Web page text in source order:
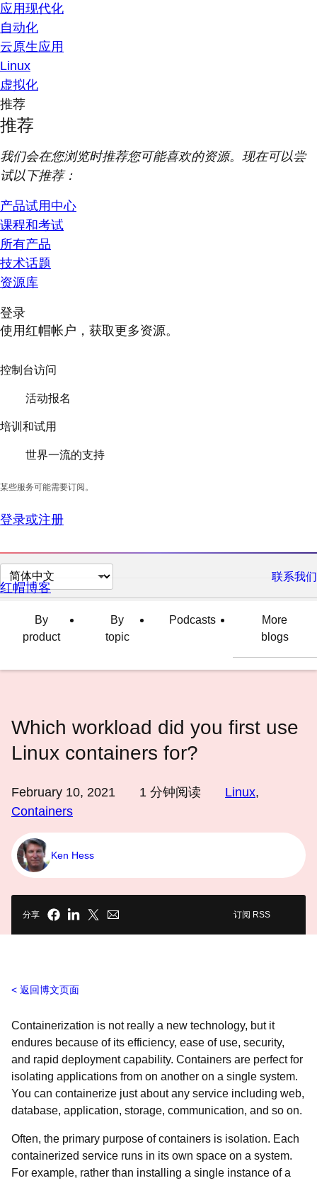
应用现代化
自动化
云原生应用
Linux
虚拟化
推荐
推荐
我们会在您浏览时推荐您可能喜欢的资源。现在可以尝
试以下推荐：
产品试用中心
课程和考试
所有产品
技术话题
资源库
登录
使用红帽帐户，获取更多资源。
控制台访问
活动报名
培训和试用
世界一流的支持
某些服务可能需要订阅。
登录或注册
切
换
言
联系我们
红帽博客
By
product
By
topic
Podcasts
More
blogs
Which workload did you first use
Linux containers for?
February 10, 2021 1 分钟阅读 Linux,
Containers
Ken Hess
分享 订阅 RSS
返回博文页面
Containerization is not really a new technology, but it
endures because of its efficiency, ease of use, security,
and rapid deployment capability. Containers are perfect for
isolating applications from on another on a single system.
You can containerize just about any service including web,
database, application, storage, communication, and so on.
Often, the primary purpose of containers is isolation. Each
containerized service runs in its own space on a system.
For example, rather than installing a single instance of a